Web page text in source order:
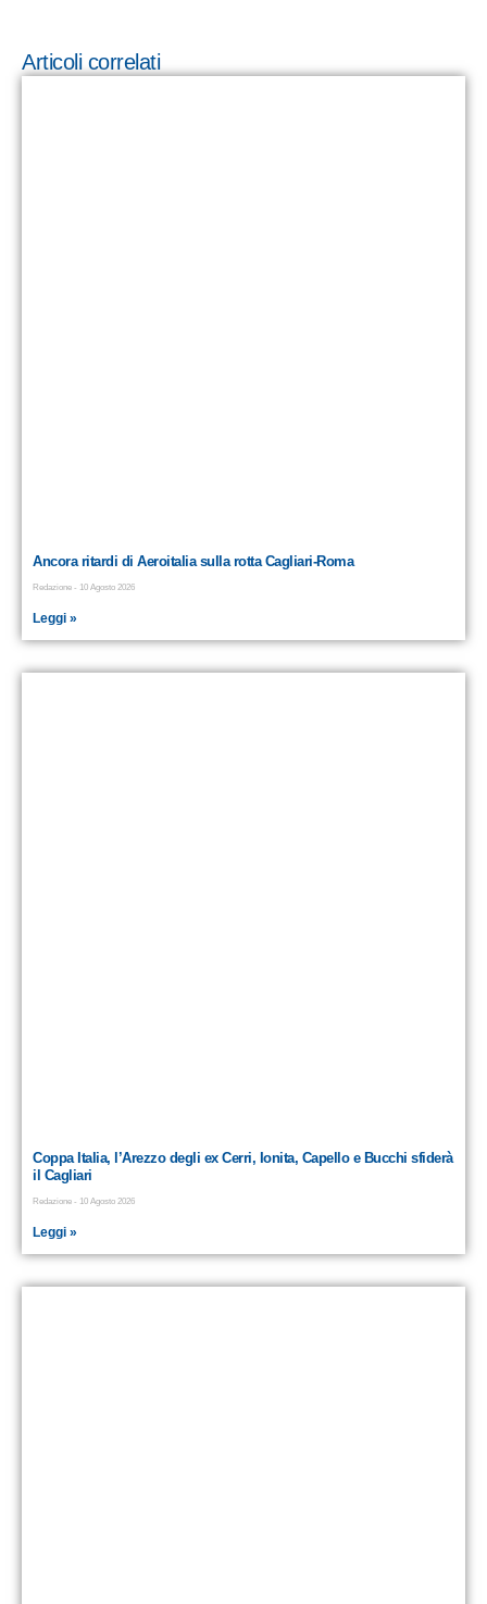
Articoli correlati
Ancora ritardi di Aeroitalia sulla rotta Cagliari-Roma
Redazione 10 Agosto 2026
Leggi »
Coppa Italia, l’Arezzo degli ex Cerri, Ionita, Capello e Bucchi sfiderà
il Cagliari
Redazione 10 Agosto 2026
Leggi »